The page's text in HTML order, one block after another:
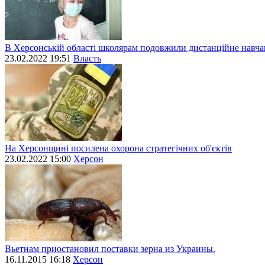
В Херсонській області школярам подовжили дистанційне
23.02.2022 19:51 Власть
На Херсонщині посилена охорона стратегічних об'єктів
23.02.2022 15:00 Херсон
Вьетнам приостановил поставки зерна из Украины.
16.11.2015 16:18 Херсон